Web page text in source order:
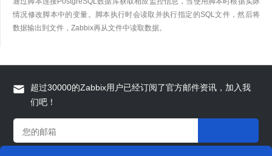
情况修改脚本中的变量。脚本执行时会读取并执行指定的SQL文件，然后将
数据输出到文件，Zabbix再从文件中读取数据。
超过30000的Zabbix用户已经订阅了官方邮件资讯，加入我
们吧！